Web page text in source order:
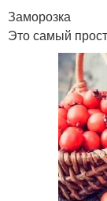
Заморозка
Это самый